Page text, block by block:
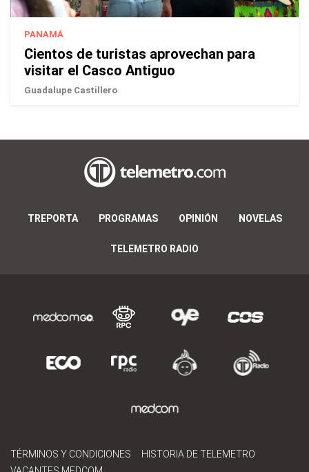
PANAMÁ
Cientos de turistas aprovechan para
visitar el Casco Antiguo
Guadalupe Castillero
TREPORTA PROGRAMAS OPINIÓN NOVELAS
TELEMETRO RADIO
TÉRMINOS Y CONDICIONES
HISTORIA DE TELEMETRO